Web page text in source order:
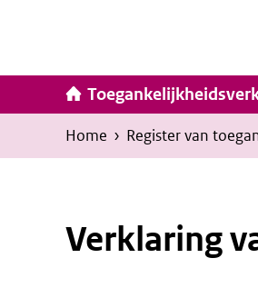
inhoud
Kruimelpad
U
bevindt
Home › Register van
Verklaring